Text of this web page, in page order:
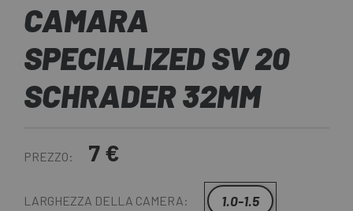
CAMARA
SPECIALIZED SV 20
SCHRADER 32MM
PREZZO: 7 €
LARGHEZZA DELLA CAMERA: 1.0-1.5